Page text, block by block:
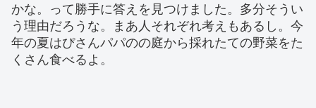
かな。って勝手に答えを見つけました。多分そうい
う理由だろうな。まあ人それぞれ考えもあるし。今
年の夏はぴさんパパのの庭から採れたての野菜をた
くさん食べるよ。